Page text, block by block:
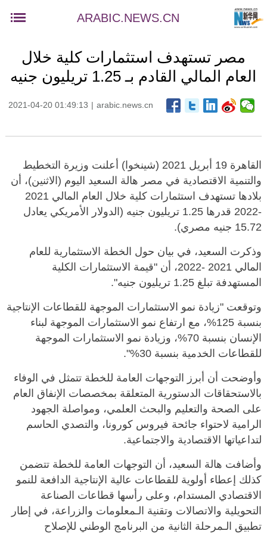
ARABIC.NEWS.CN
مصر تستهدف استثمارات كلية خلال
العام المالي القادم بـ 1.25 تريليون جنيه
2021-04-20 01:49:13 | arabic.news.cn
القاهرة 19 أبريل 2021 (شينخوا) أعلنت وزيرة التخطيط
والتنمية الاقتصادية في مصر هالة السعيد اليوم (الاثنين)، أن
بلادها تستهدف استثمارات كلية خلال العام المالي 2021
-2022 قدرها 1.25 تريليون جنيه (الدولار الأمريكي يعادل
15.72 جنيه مصري).
وذكرت السعيد، في بيان حول الخطة الاستثمارية للعام
المالي 2021 -2022، أن "قيمة الاستثمارات الكلية
المستهدفة تبلغ 1.25 تريليون جنيه".
وتوقعت "زيادة نمو الاستثمارات الموجهة للقطاعات الإنتاجية
بنسبة 125%، مع ارتفاع نمو الاستثمارات الموجهة لبناء
الإنسان بنسبة 70%، وزيادة نمو الاستثمارات الموجهة
للقطاعات الخدمية بنسبة 30%".
وأوضحت أن أبرز التوجهات العامة للخطة تتمثل في الوفاء
بالاستحقاقات الدستورية المتعلقة بمخصصات الإنفاق العام
على الصحة والتعليم والبحث العلمي، ومواصلة الجهود
الرامية لاحتواء جائحة فيروس كورونا، والتصدي الحاسم
لتداعياتها الاقتصادية والاجتماعية.
وأضافت هالة السعيد، أن التوجهات العامة للخطة تتضمن
كذلك إعطاء أولوية للقطاعات عالية الإنتاجية الدافعة للنمو
الاقتصادي المستدام، وعلى رأسها قطاعات الصناعة
التحويلية والاتصالات وتقنية الـمعلومات والزراعة، في إطار
تطبيق الـمرحلة الثانية من البرنامج الوطني للإصلاح